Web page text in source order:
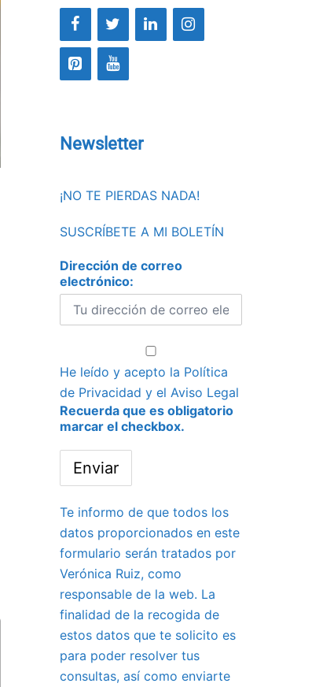
Newsletter
¡NO TE PIERDAS NADA!
SUSCRÍBETE A MI BOLETÍN
Dirección de correo
electrónico:
He leído y acepto la Política
de Privacidad y el Aviso Legal
Recuerda que es obligatorio
marcar el checkbox.
Te informo de que todos los
datos proporcionados en este
formulario serán tratados por
Verónica Ruiz, como
responsable de la web. La
finalidad de la recogida de
estos datos que te solicito es
para poder resolver tus
consultas, así como enviarte